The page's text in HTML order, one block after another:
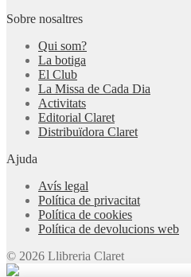
Sobre nosaltres
Qui som?
La botiga
El Club
La Missa de Cada Dia
Activitats
Editorial Claret
Distribuïdora Claret
Ajuda
Avís legal
Política de privacitat
Política de cookies
Política de devolucions web
© 2026 Llibreria Claret